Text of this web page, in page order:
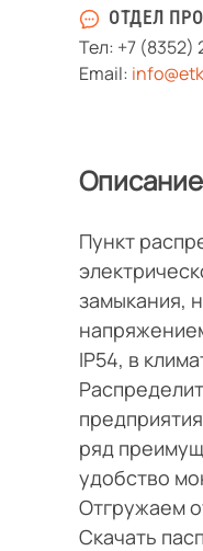
ОТДЕЛ
Тел: +7 (8352)
Email:
Описание
Пункт
замыкания,
IP54, в
ряд
удобство
Отгружаем
Скачать